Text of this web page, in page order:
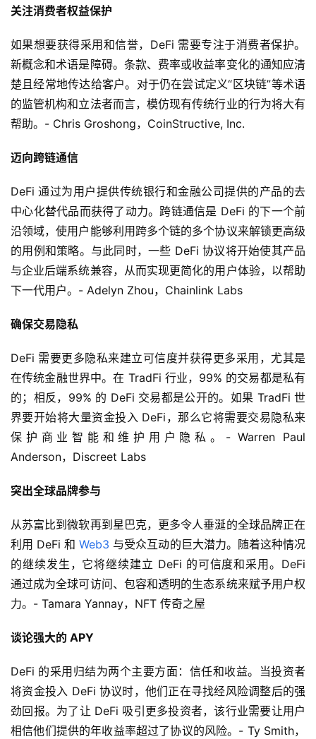
关注消费者权益保护
如果想要获得采用和信誉，DeFi 需要专注于消费者保护。
新概念和术语是障碍。条款、费率或收益率变化的通知应清
楚且经常地传达给客户。对于仍在尝试定义“区块链”等术语
的监管机构和立法者而言，模仿现有传统行业的行为将大有
帮助。- Chris Groshong，CoinStructive, Inc.
迈向跨链通信
DeFi 通过为用户提供传统银行和金融公司提供的产品的去
中心化替代品而获得了动力。跨链通信是 DeFi 的下一个前
沿领域，使用户能够利用跨多个链的多个协议来解锁更高级
的用例和策略。与此同时，一些 DeFi 协议将开始使其产品
与企业后端系统兼容，从而实现更简化的用户体验，以帮助
下一代用户。- Adelyn Zhou，Chainlink Labs
确保交易隐私
DeFi 需要更多隐私来建立可信度并获得更多采用，尤其是
在传统金融世界中。在 TradFi 行业，99% 的交易都是私有
的；相反，99% 的 DeFi 交易都是公开的。如果 TradFi 世
界要开始将大量资金投入 DeFi，那么它将需要交易隐私来
保护商业智能和维护用户隐私。- Warren Paul
Anderson，Discreet Labs
突出全球品牌参与
从苏富比到微软再到星巴克，更多令人垂涎的全球品牌正在
利用 DeFi 和 Web3 与受众互动的巨大潜力。随着这种情况
的继续发生，它将继续建立 DeFi 的可信度和采用。DeFi
通过成为全球可访问、包容和透明的生态系统来赋予用户权
力。- Tamara Yannay，NFT 传奇之屋
谈论强大的 APY
DeFi 的采用归结为两个主要方面：信任和收益。当投资者
将资金投入 DeFi 协议时，他们正在寻找经风险调整后的强
劲回报。为了让 DeFi 吸引更多投资者，该行业需要让用户
相信他们提供的年收益率超过了协议的风险。- Ty Smith，